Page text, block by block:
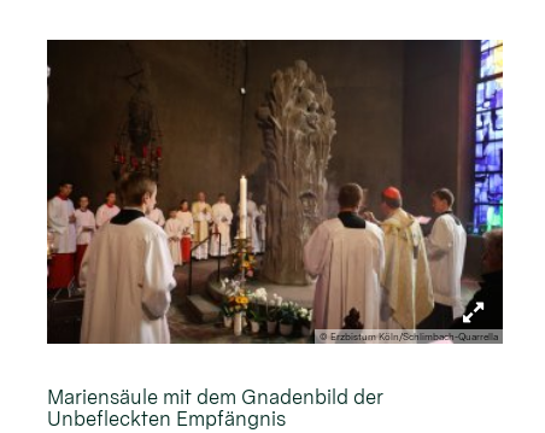
© Erzbistum Köln/Schlimbach-Quarrella
Mariensäule mit dem Gnadenbild der
Unbefleckten Empfängnis